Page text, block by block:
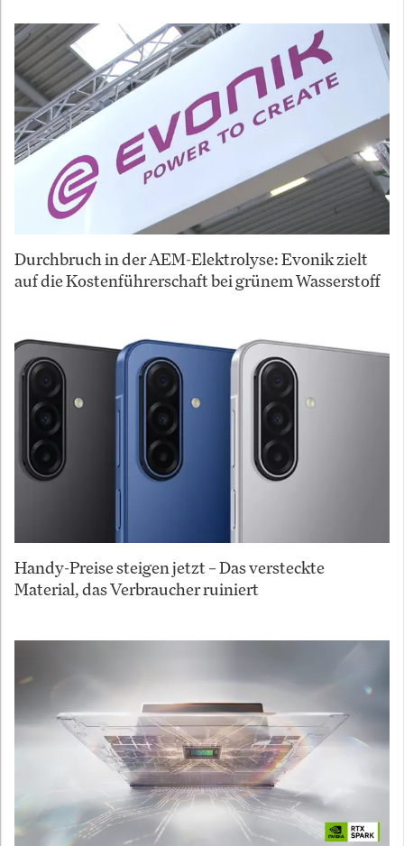
Durchbruch in der AEM-Elektrolyse: Evonik zielt
auf die Kostenführerschaft bei grünem Wasserstoff
Handy-Preise steigen jetzt – Das versteckte
Material, das Verbraucher ruiniert